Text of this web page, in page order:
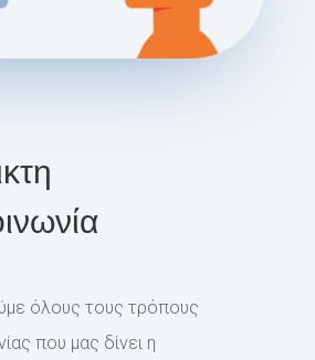
όλους τους τρόπους
που μας δίνει η